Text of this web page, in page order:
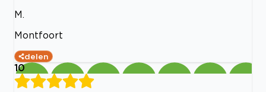
M.
Montfoort
delen
10